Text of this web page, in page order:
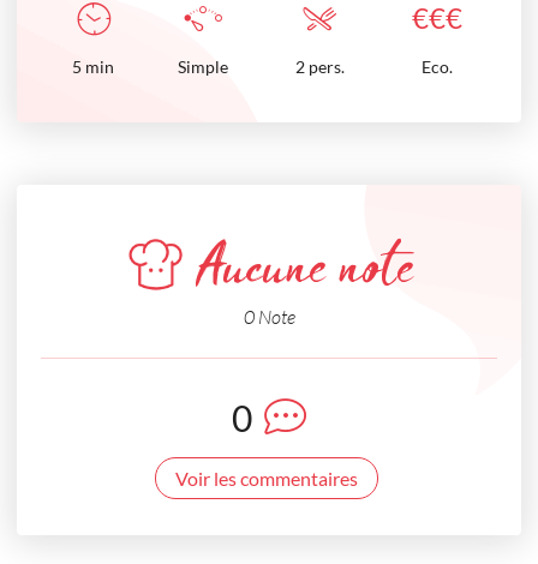
€€€
5 min Simple 2 pers. Eco.
Aucune note
0 Note
0
Voir les commentaires